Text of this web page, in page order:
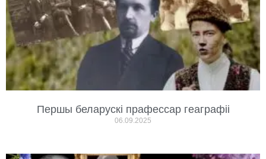
Першы беларускі прафессар геаграфіі
06.09.2025